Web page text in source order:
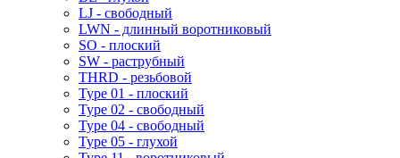
LJ - свободный
LWN - длинный воротниковый
SO - плоский
SW - раструбный
THRD - резьбовой
Type 01 - плоский
Type 02 - свободный
Type 04 - свободный
Type 05 - глухой